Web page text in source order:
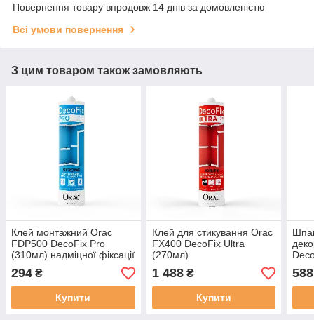
Повернення товару впродовж 14 днів за домовленістю
Всі умови повернення
З цим товаром також замовляють
Клей монтажний Orac
FDP500 DecoFix Pro
(310мл) надміцної фіксації
294 ₴
Купити
Клей для стикування Orac
FX400 DecoFix Ultra
(270мл)
1 488₴
Купити
588